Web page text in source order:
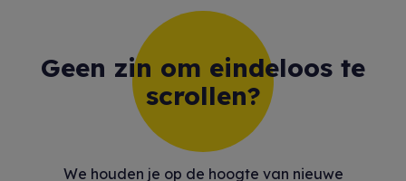
Geen zin om eindeloos te
scrollen?
We houden je op de hoogte van nieuwe